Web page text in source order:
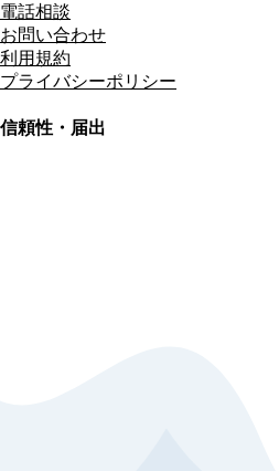
電話相談
お問い合わせ
利用規約
プライバシーポリシー
信頼性・届出